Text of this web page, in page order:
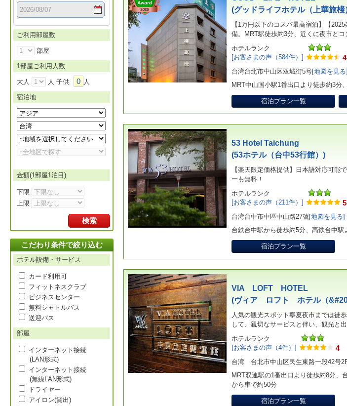
(グッドライフホテル（上華旅棧
【1万円以下のコスパ最高宿泊】【
備。MRT駅徒歩約3分、近くに夜市とコ
ホテルランク
[お客さまの声（584件）]
台湾台北市中山区双城街5号[地図を見る]
MRT中山国小駅1番出口より徒歩約3分
宿泊プラン一覧
53 Hotel Taichung
(53ホテル（台中53行館）)
【楽天限定価格提供】日本語対応可能
ーも無料！
ホテルランク
[お客さまの声（211件）]
5
台湾台中市中區中山路27號[地図を見る]
台鉄台中駅から徒歩約5分、高鉄台中
宿泊プラン一覧
VIA LOFT HOTEL
(ヴィア ロフト ホテル（
人気の観光スポット寧夏夜市までは徒
して、親切なサービスと伴い、観光と
ホテルランク
[お客さまの声（4件）]
4
台湾 台北市中山区民生東路一段42号
MRT双連駅の1番出口より徒歩約8分、
から車で約50分
宿泊プラン一覧
ご利用部屋数
部屋
1部屋ご利用人数
大人 人 子供 0 人
宿泊地
金額(1部屋1泊目)
下限
上限
検索
こだわり条件で絞り込む
ホテル設備・サービス
カード利用可
フィットネスクラブ
ビジネスセンター
無料シャトルバス
送迎バス
部屋
インターネット接続
(LAN形式)
インターネット接続
(無線LAN形式)
ドライヤー
アイロン(貸出)